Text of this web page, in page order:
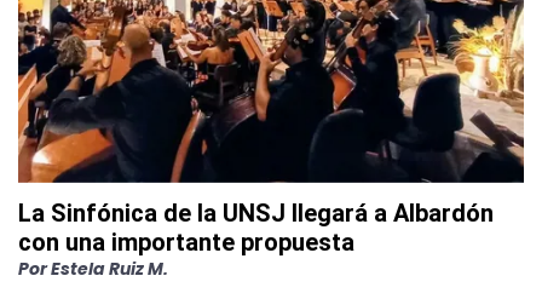
La Sinfónica de la UNSJ llegará a Albardón
con una importante propuesta
PorEstela Ruiz M.